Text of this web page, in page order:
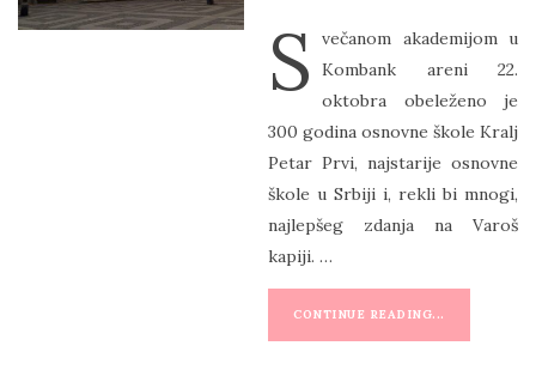
S
T
S
večanom akademijom u
Kombank areni 22.
oktobra obeleženo je
300 godina osnovne škole Kralj
Petar Prvi, najstarije osnovne
škole u Srbiji i, rekli bi mnogi,
najlepšeg zdanja na Varoš
kapiji. …
CONTINUE READING...